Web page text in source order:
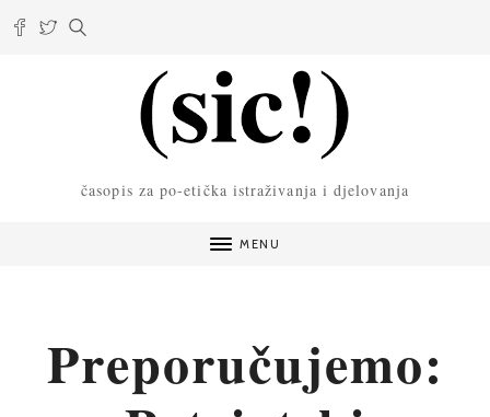
časopis za po-etička istraživanja i djelovanja
MENU
Preporučujemo: